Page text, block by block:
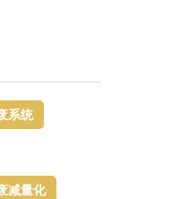
系统
减量化